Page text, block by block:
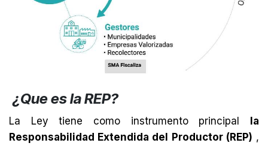
¿Que es la REP?
La Ley tiene como instrumento principal la
Responsabilidad Extendida del Productor (REP) ,